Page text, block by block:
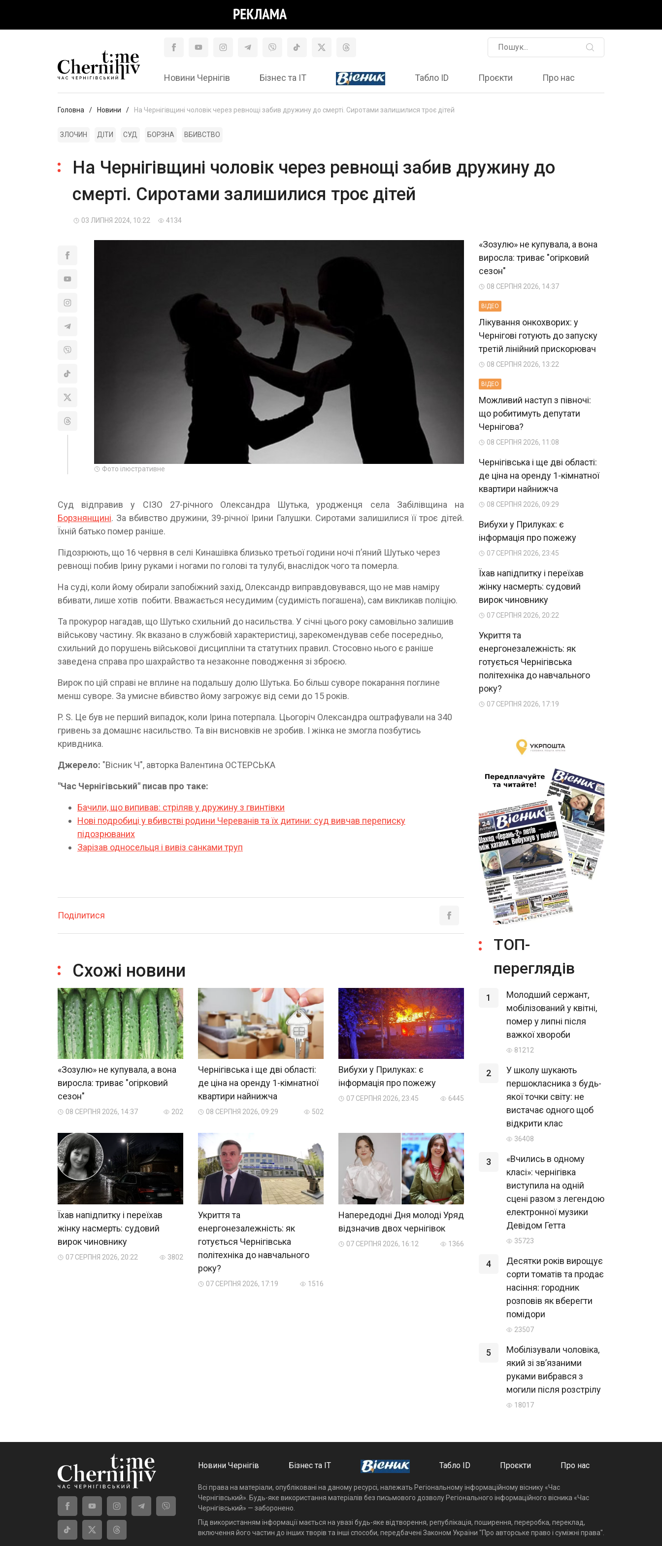
Новини Чернігів Бізнес та ІТ Табло ID Проєкти Про нас
Головна Новини На Чернігівщині чоловік через ревнощі забив дружину до смерті. Сиротами залишилися троє дітей
ЗЛОЧИН ДІТИ СУД БОРЗНА ВБИВСТВО
На Чернігівщині чоловік через ревнощі забив дружину до
смерті. Сиротами залишилися троє дітей
03 ЛИПНЯ 2024, 10:22 4134
Фото ілюстративне
Суд відправив у СІЗО 27-річного Олександра Шутька, уродженця села Забілівщина на
Борзнянщині. За вбивство дружини, 39-річної Ірини Галушки. Сиротами залишилися її троє дітей.
Їхній батько помер раніше.
Підозрюють, що 16 червня в селі Кинашівка близько третьої години ночі п’яний Шутько через
ревнощі побив Ірину руками і ногами по голові та тулубі, внаслідок чого та померла.
На суді, коли йому обирали запобіжний захід, Олександр виправдовувався, що не мав наміру
вбивати, лише хотів побити. Вважається несудимим (судимість погашена), сам викликав поліцію.
Та прокурор нагадав, що Шутько схильний до насильства. У січні цього року самовільно залишив
військову частину. Як вказано в службовій характеристиці, зарекомендував себе посередньо,
схильний до порушень військової дисципліни та статутних правил. Стосовно нього є раніше
заведена справа про шахрайство та незаконне поводження зі зброєю.
Вирок по цій справі не вплине на подальшу долю Шутька. Бо більш суворе покарання поглине
менш суворе. За умисне вбивство йому загрожує від семи до 15 років.
P. S. Це був не перший випадок, коли Ірина потерпала. Цьогоріч Олександ­ра оштрафували на 340
гривень за домашнє насильство. Та він висновків не зробив. І жінка не змогла позбутись
кривдника.
Джерело: "Вісник Ч", авторка Валентина ОСТЕРСЬКА
"Час Чернігівський" писав про таке:
Бачили, що випивав: стріляв у дружину з гвинтівки
Нові подробиці у вбивстві родини Череванів та їх дитини: суд вивчав переписку
підозрюваних
Зарізав односельця і вивіз санками труп
Поділитися
Схожі новини
«Зозулю» не купувала, а вона
виросла: триває "огірковий
сезон"
08 СЕРПНЯ 2026, 14:37 202
Чернігівська і ще дві області:
де ціна на оренду 1-кімнатної
квартири найнижча
08 СЕРПНЯ 2026, 09:29 502
Вибухи у Прилуках: є
інформація про пожежу
07 СЕРПНЯ 2026, 23:45 6445
Їхав напідпитку і переїхав
жінку насмерть: судовий
вирок чиновнику
07 СЕРПНЯ 2026, 20:22 3802
Укриття та
енергонезалежність: як
готується Чернігівська
політехніка до навчального
року?
07 СЕРПНЯ 2026, 17:19 1516
Напередодні Дня молоді Уряд
відзначив двох чернігівок
07 СЕРПНЯ 2026, 16:12 1366
«Зозулю» не купувала, а вона
виросла: триває "огірковий
сезон"
08 СЕРПНЯ 2026, 14:37
ВIДЕО
Лікування онкохворих: у
Чернігові готують до запуску
третій лінійний прискорювач
08 СЕРПНЯ 2026, 13:22
ВIДЕО
Можливий наступ з півночі:
що робитимуть депутати
Чернігова?
08 СЕРПНЯ 2026, 11:08
Чернігівська і ще дві області:
де ціна на оренду 1-кімнатної
квартири найнижча
08 СЕРПНЯ 2026, 09:29
Вибухи у Прилуках: є
інформація про пожежу
07 СЕРПНЯ 2026, 23:45
Їхав напідпитку і переїхав
жінку насмерть: судовий
вирок чиновнику
07 СЕРПНЯ 2026, 20:22
Укриття та
енергонезалежність: як
готується Чернігівська
політехніка до навчального
року?
07 СЕРПНЯ 2026, 17:19
ТОП-
переглядів
1
Молодший сержант,
мобілізований у квітні,
помер у липні після
важкої хвороби
81212
2
У школу шукають
першокласника з будь-
якої точки світу: не
вистачає одного щоб
відкрити клас
36408
3
«Вчились в одному
класі»: чернігівка
виступила на одній
сцені разом з легендою
електронної музики
Девідом Гетта
35723
4
Десятки років вирощує
сорти томатів та продає
насіння: городник
розповів як вберегти
помідори
23507
5
Мобілізували чоловіка,
який зі зв’язаними
руками вибрався з
могили після розстрілу
18017
Новини Чернігів Бізнес та ІТ Табло ID Проєкти Про нас
Всі права на матеріали, опубліковані на даному ресурсі, належать Регіональному інформаційному віснику «Час
Чернігівський». Будь-яке використання матеріалів без письмового дозволу Регіонального інформаційного вісника «Час
Чернігівський» — заборонено.
Під використанням інформації мається на увазі будь-яке відтворення, републікація, поширення, переробка, переклад,
включення його частин до інших творів та інші способи, передбачені Законом України "Про авторське право і суміжні права".